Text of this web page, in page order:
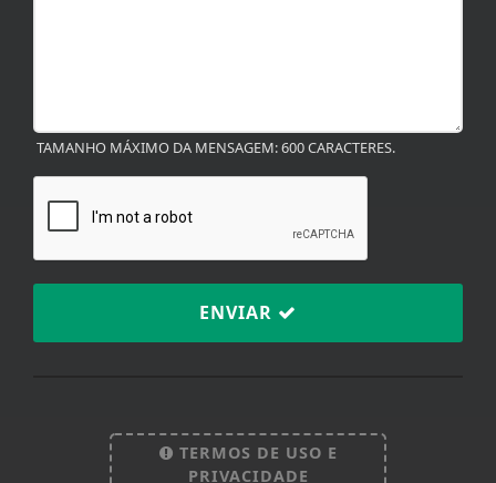
ENVIAR
TERMOS DE USO E
PRIVACIDADE
Termos de Uso e Privacidade